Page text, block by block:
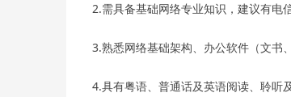
2.需具备基础网络专业知识，建议有电
3.熟悉网络基础架构、办公软件（文书
4.具有粤语、普通话及英语阅读、聆听